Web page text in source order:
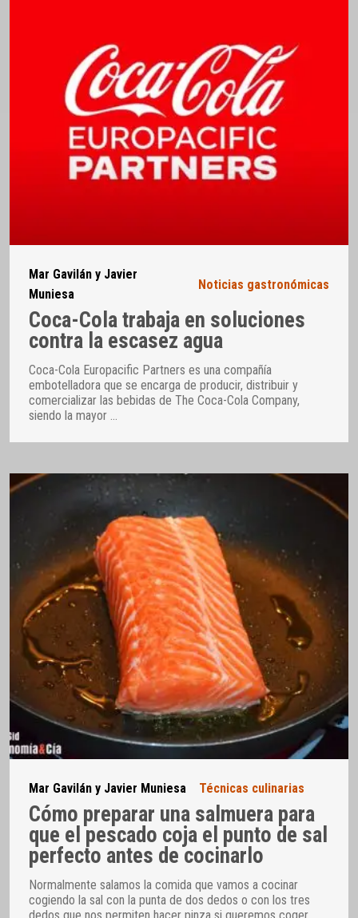
Mar Gavilán y Javier
Muniesa
Noticias gastronómicas
Coca-Cola trabaja en soluciones
contra la escasez agua
Coca-Cola Europacific Partners es una compañía
embotelladora que se encarga de producir, distribuir y
comercializar las bebidas de The Coca-Cola Company,
siendo la mayor …
Mar Gavilán y Javier Muniesa Técnicas culinarias
Cómo preparar una salmuera para
que el pescado coja el punto de sal
perfecto antes de cocinarlo
Normalmente salamos la comida que vamos a cocinar
cogiendo la sal con la punta de dos dedos o con los tres